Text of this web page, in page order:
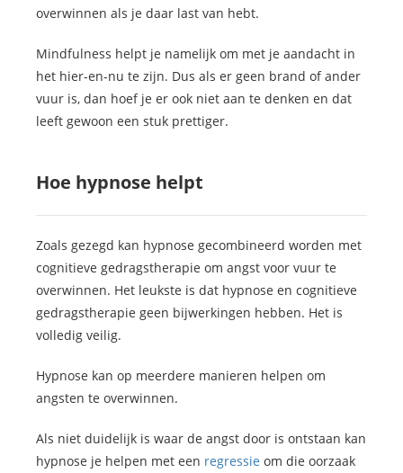
overwinnen als je daar last van hebt.
Mindfulness helpt je namelijk om met je aandacht in
het hier-en-nu te zijn. Dus als er geen brand of ander
vuur is, dan hoef je er ook niet aan te denken en dat
leeft gewoon een stuk prettiger.
Hoe hypnose helpt
Zoals gezegd kan hypnose gecombineerd worden met
cognitieve gedragstherapie om angst voor vuur te
overwinnen. Het leukste is dat hypnose en cognitieve
gedragstherapie geen bijwerkingen hebben. Het is
volledig veilig.
Hypnose kan op meerdere manieren helpen om
angsten te overwinnen.
Als niet duidelijk is waar de angst door is ontstaan kan
hypnose je helpen met een regressie om die oorzaak